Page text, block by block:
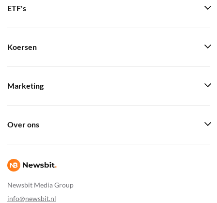
Newsbit Media Group
info@newsbit.nl
ETF's
Koersen
Marketing
Over ons